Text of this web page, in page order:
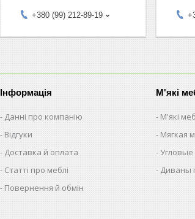
+380 (99) 212-89-19
Інформація
Данні про компанію
Відгуки
Доставка й оплата
Статті про меблі
Повернення й обмін
М'які
М'які
Мягкая
Диваны